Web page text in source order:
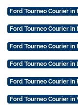
Ford Tourneo Courier
Ford Tourneo Courier
Ford Tourneo Courier
Ford Tourneo Courier
Ford Tourneo Courier
Ford Tourneo Courier